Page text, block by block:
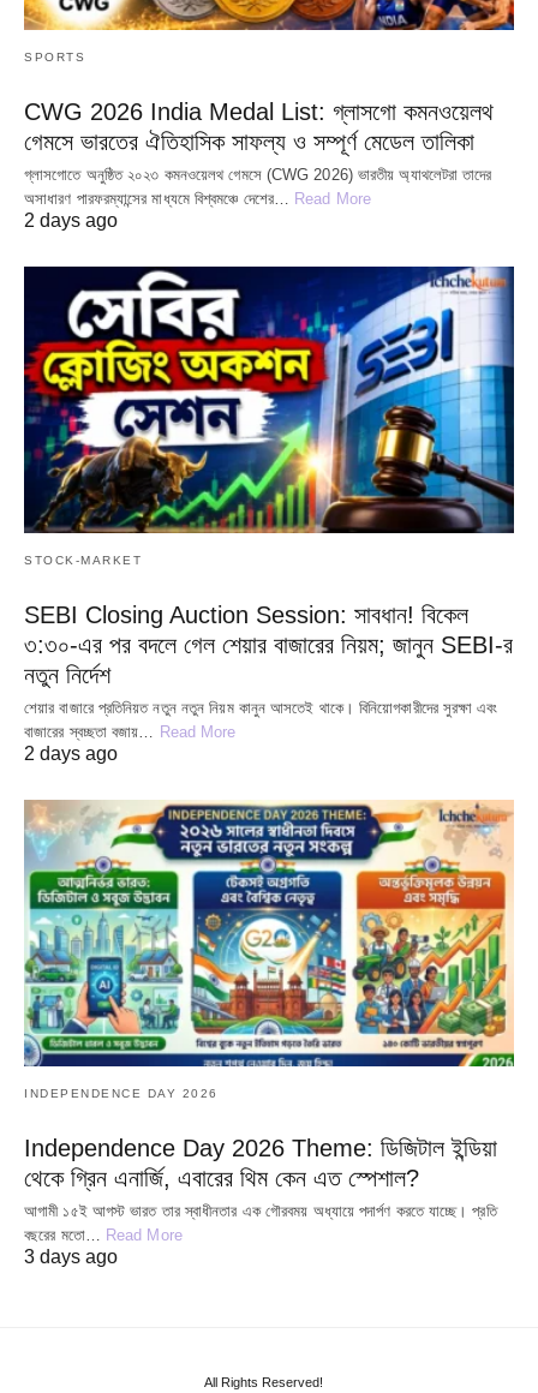
SPORTS
CWG 2026 India Medal List: গ্লাসগো কমনওয়েলথ
গেমসে ভারতের ঐতিহাসিক সাফল্য ও সম্পূর্ণ মেডেল তালিকা
গ্লাসগোতে অনুষ্ঠিত ২০২৩ কমনওয়েলথ গেমসে (CWG 2026) ভারতীয় অ্যাথলেটরা তাদের
অসাধারণ পারফরম্যান্সের মাধ্যমে বিশ্বমঞ্চে দেশের… Read More
2 days ago
STOCK-MARKET
SEBI Closing Auction Session: সাবধান! বিকেল
৩:৩০-এর পর বদলে গেল শেয়ার বাজারের নিয়ম; জানুন SEBI-র
নতুন নির্দেশ
শেয়ার বাজারে প্রতিনিয়ত নতুন নতুন নিয়ম কানুন আসতেই থাকে। বিনিয়োগকারীদের সুরক্ষা এবং
বাজারের স্বচ্ছতা বজায়…
Read More
2 days ago
INDEPENDENCE DAY 2026
Independence Day 2026 Theme: ডিজিটাল ইন্ডিয়া
থেকে গ্রিন এনার্জি, এবারের থিম কেন এত স্পেশাল?
আগামী ১৫ই আগস্ট ভারত তার স্বাধীনতার এক গৌরবময় অধ্যায়ে পদার্পণ করতে যাচ্ছে। প্রতি
বছরের মতো… Read More
3 days ago
All Rights Reserved!